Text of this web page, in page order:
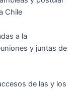
Chile
a la
y juntas de
de las y los